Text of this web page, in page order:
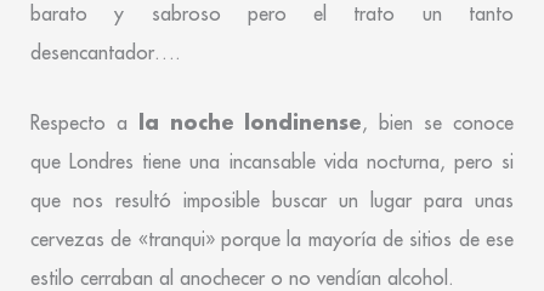
barato y sabroso pero el trato un tanto
desencantador….
Respecto a la noche londinense, bien se conoce
que Londres tiene una incansable vida nocturna, pero si
que nos resultó imposible buscar un lugar para unas
cervezas de «tranqui» porque la mayoría de sitios de ese
estilo cerraban al anochecer o no vendían alcohol.